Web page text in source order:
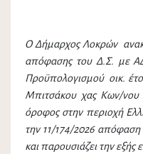
Ο Δήμαρχος Λοκρών
απόφασης του Δ.Σ. με
Προϋπολογισμού οικ.
Μπιτσάκου χας Κων/νου
όροφος στην περιοχή
την 11/174/2026
και παρουσιάζει την εξής